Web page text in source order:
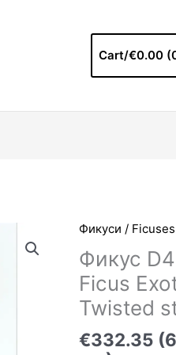
Cart/€0.00
Фикуси / Ficuses
Фикус
Ficus
Twisted
€332.35